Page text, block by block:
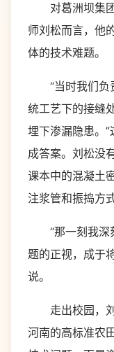
对葛洲坝集团
师刘松而言，他
体的技术难题。
“当时我们负
统工艺下的接缝
埋下渗漏隐患。
成答案。刘松没
课本中的混凝土
注浆管和振捣方
“那一刻我深
题的正视，成于
说。
走出校园，刘
河南的高标准农